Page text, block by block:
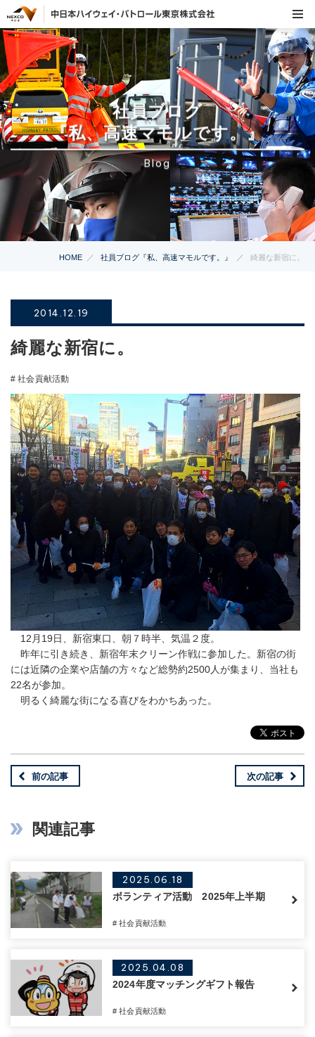
社員ブログ
『私、高速マモルです。』
Blog
HOME 社員ブログ『私、高速マモルです。』 綺麗な新宿に。
2014.12.19
綺麗な新宿に。
# 社会貢献活動
12月19日、新宿東口、朝７時半、気温２度。
昨年に引き続き、新宿年末クリーン作戦に参加した。新宿の街
には近隣の企業や店舗の方々など総勢約2500人が集まり、当社も
22名が参加。
明るく綺麗な街になる喜びをわかちあった。
前の記事 次の記事
関連記事
2025.06.18
ボランティア活動 2025年上半期
# 社会貢献活動
2025.04.08
2024年度マッチングギフト報告
# 社会貢献活動